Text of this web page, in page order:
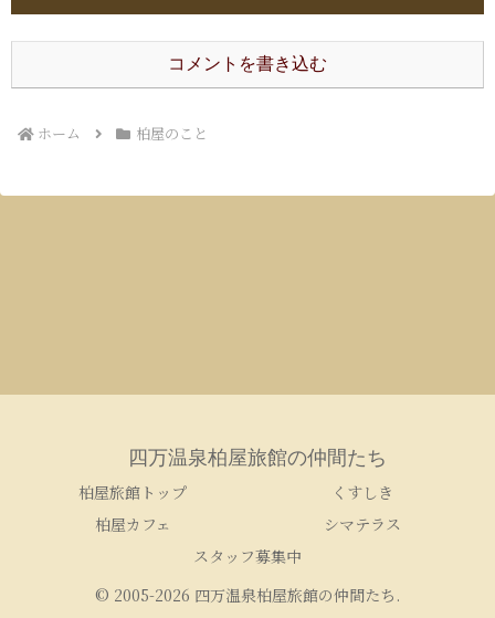
コメントを書き込む
ホーム 柏屋のこと
四万温泉柏屋旅館の仲間たち
柏屋旅館トップ
くすしき
柏屋カフェ
シマテラス
スタッフ募集中
© 2005-2026 四万温泉柏屋旅館の仲間たち.